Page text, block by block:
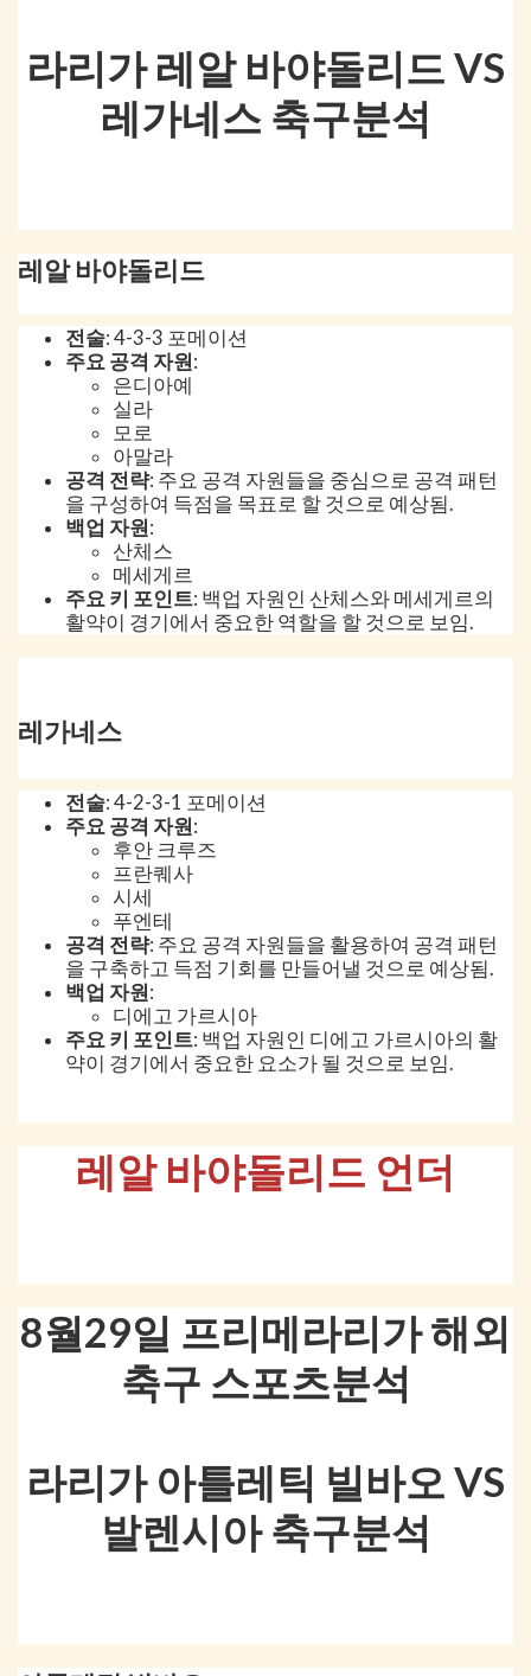
라리가 레알 바야돌리드 VS
레가네스 축구분석
레알 바야돌리드
전술: 4-3-3 포메이션
주요 공격 자원:
은디아예
실라
모로
아말라
공격 전략: 주요 공격 자원들을 중심으로 공격 패턴
을 구성하여 득점을 목표로 할 것으로 예상됨.
백업 자원:
산체스
메세게르
주요 키 포인트: 백업 자원인 산체스와 메세게르의
활약이 경기에서 중요한 역할을 할 것으로 보임.
레가네스
전술: 4-2-3-1 포메이션
주요 공격 자원:
후안 크루즈
프란퀘사
시세
푸엔테
공격 전략: 주요 공격 자원들을 활용하여 공격 패턴
을 구축하고 득점 기회를 만들어낼 것으로 예상됨.
백업 자원:
디에고 가르시아
주요 키 포인트: 백업 자원인 디에고 가르시아의 활
약이 경기에서 중요한 요소가 될 것으로 보임.
레알 바야돌리드 언더
8월29일 프리메라리가 해외
축구 스포츠분석
라리가 아틀레틱 빌바오 VS
발렌시아 축구분석